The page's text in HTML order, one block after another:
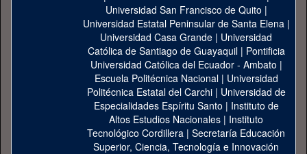
Universidad San Francisco de Quito |
Universidad Estatal Peninsular de Santa Elena|
Universidad Casa Grande | Universidad
Católica de Santiago de Guayaquil| Pontificia
Universidad Católica del Ecuador - Ambato |
Escuela Politécnica Nacional| Universidad
Politécnica Estatal del Carchi| Universidad de
Especialidades Espíritu Santo | Instituto de
Altos Estudios Nacionales | Instituto
Tecnológico Cordillera | Secretaría Educación
Superior, Ciencia, Tecnología e Innovación